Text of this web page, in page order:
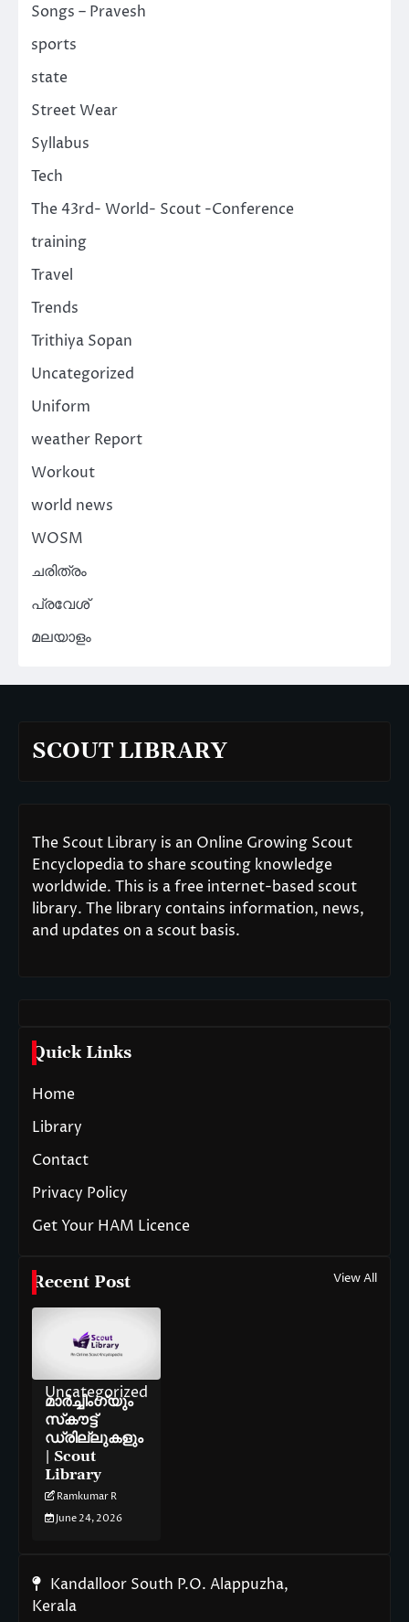
Songs – Pravesh
sports
state
Street Wear
Syllabus
Tech
The 43rd- World- Scout -Conference
training
Travel
Trends
Trithiya Sopan
Uncategorized
Uniform
weather Report
Workout
world news
WOSM
ചരിത്രം
പ്രവേശ്
മലയാളം
SCOUT LIBRARY
The Scout Library is an Online Growing Scout
Encyclopedia to share scouting knowledge
worldwide. This is a free internet-based scout
library. The library contains information, news,
and updates on a scout basis.
Quick Links
Home
Library
Contact
Privacy Policy
Get Your HAM Licence
Recent Post View All
Uncategorized
മാർച്ചിംഗ്‌യും
സ്‌കൗട്ട്
ഡ്രില്ലുകളും
| Scout
Library
Ramkumar R
June 24, 2026
Kandalloor South P.O. Alappuzha,
Kerala